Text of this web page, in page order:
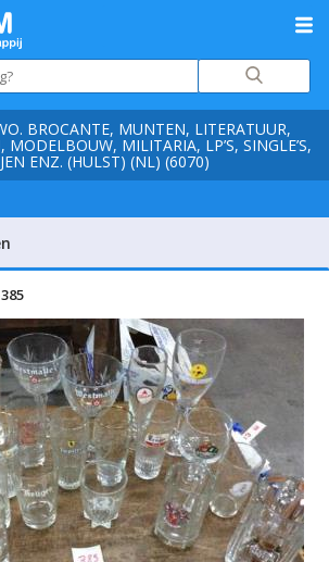
BROCANTE, MUNTEN, LITERATUUR,
MODELBOUW, MILITARIA, LP’S, SINGLE’S,
ENZ. (HULST) (NL) (6070)